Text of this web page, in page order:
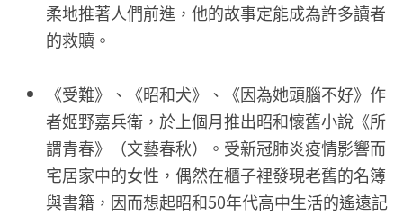
柔地推著人們前進，他的故事定能成為許多讀者
的救贖。
《受難》、《昭和犬》、《因為她頭腦不好》作
者姬野嘉兵衛，於上個月推出昭和懷舊小說《所
謂青春》（文藝春秋）。受新冠肺炎疫情影響而
宅居家中的女性，偶然在櫃子裡發現老舊的名簿
與書籍，因而想起昭和50年代高中生活的遙遠記